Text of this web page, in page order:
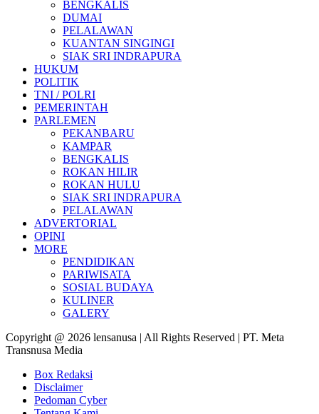
BENGKALIS
DUMAI
PELALAWAN
KUANTAN SINGINGI
SIAK SRI INDRAPURA
HUKUM
POLITIK
TNI / POLRI
PEMERINTAH
PARLEMEN
PEKANBARU
KAMPAR
BENGKALIS
ROKAN HILIR
ROKAN HULU
SIAK SRI INDRAPURA
PELALAWAN
ADVERTORIAL
OPINI
MORE
PENDIDIKAN
PARIWISATA
SOSIAL BUDAYA
KULINER
GALERY
Copyright @ 2026 lensanusa | All Rights Reserved | PT. Meta
Transnusa Media
Box Redaksi
Disclaimer
Pedoman Cyber